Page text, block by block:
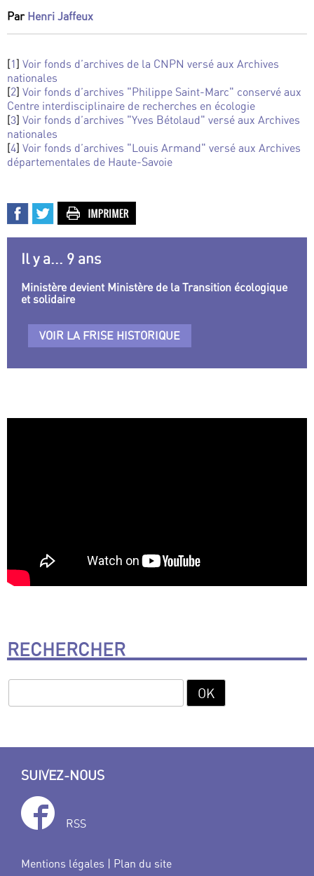
Par Henri Jaffeux
[1] Voir fonds d’archives de la CNPN versé aux Archives
nationales
[2] Voir fonds d’archives "Philippe Saint-Marc" conservé aux
Centre interdisciplinaire de recherches en écologie
[3] Voir fonds d’archives "Yves Bétolaud" versé aux Archives
nationales
[4] Voir fonds d’archives "Louis Armand" versé aux Archives
départementales de Haute-Savoie
Il y a... 9 ans
Ministère devient Ministère de la Transition écologique
et solidaire
VOIR LA FRISE HISTORIQUE
RECHERCHER
SUIVEZ-NOUS
RSS
Mentions légales | Plan du site